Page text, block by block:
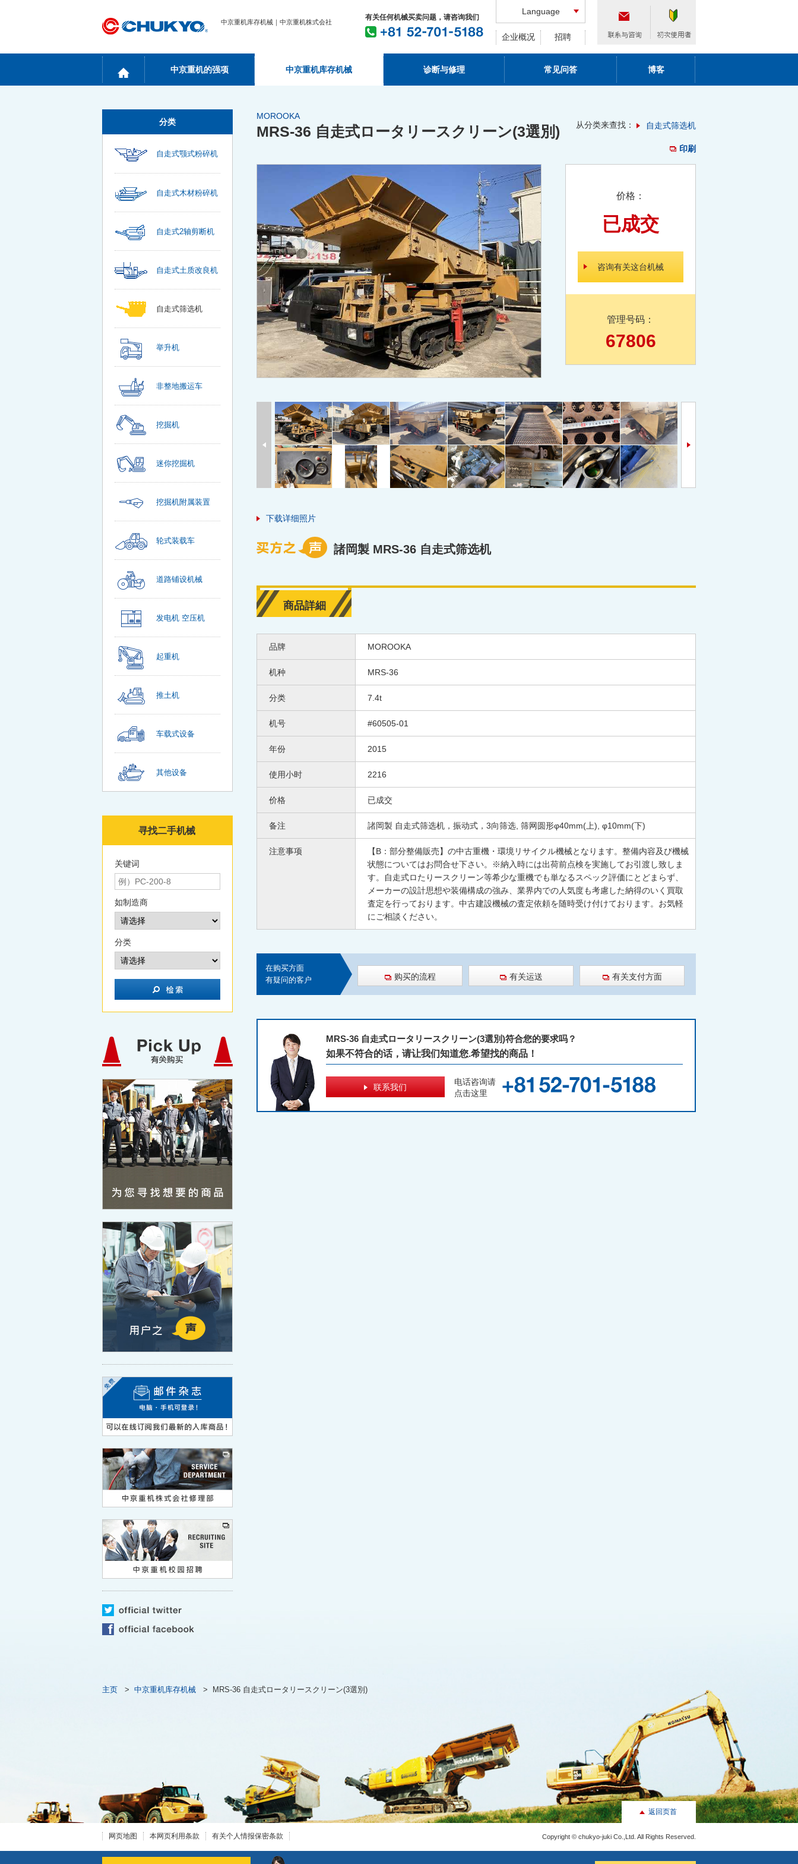
中京重机库存机械｜中京重机株式会社
有关任何机械买卖问题，请咨询我们
Language
企业概况 招聘
中京重机的强项 中京重机库存机械 诊断与修理 常见问答 博客
MOROOKA
MRS-36 自走式ロータリースクリーン(3選別) 从分类来查找： 自走式筛选机
印刷
价格：
已成交
咨询有关这台机械
管理号码：
67806
下载详细照片
諸岡製 MRS-36 自走式筛选机
商品詳細
品牌 MOROOKA
机种 MRS-36
分类 7.4t
机号 #60505-01
年份 2015
使用小时 2216
价格 已成交
备注 諸岡製 自走式筛选机，振动式，3向筛选, 筛网圆形φ40mm(上), φ10mm(下)
注意事项
【B：部分整備販売】の中古重機・環境リサイクル機械となります。整備内容及び機械
状態についてはお問合せ下さい。※納入時には出荷前点検を実施してお引渡し致しま
す。自走式ロたりースクリーン等希少な重機でも単なるスペック評価にとどまらず、
メーカーの設計思想や装備構成の強み、業界内での人気度も考慮した納得のいく買取
査定を行っております。中古建設機械の査定依頼を随時受け付けております。お気軽
にご相談ください。
在购买方面
有疑问的客户
购买的流程 有关运送 有关支付方面
MRS-36 自走式ロータリースクリーン(3選別)符合您的要求吗？
如果不符合的话，请让我们知道您.希望找的商品！
联系我们
电话咨询请
点击这里
分类
自走式颚式粉碎机
自走式木材粉碎机
自走式2轴剪断机
自走式土质改良机
自走式筛选机
举升机
非整地搬运车
挖掘机
迷你挖掘机
挖掘机附属装置
轮式装载车
道路铺设机械
发电机 空压机
起重机
推土机
车载式设备
其他设备
寻找二手机械
关键词
如制造商
分类
主页 > 中京重机库存机械 > MRS-36 自走式ロータリースクリーン(3選別)
返回页首
网页地图 本网页利用条款 有关个人情报保密条款 Copyright © chukyo-juki Co.,Ltd. All Rights Reserved.